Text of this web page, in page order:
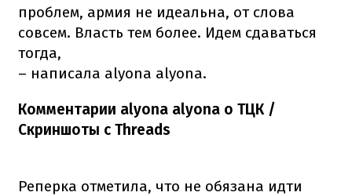
проблем, армия не идеальна, от слова
совсем. Власть тем более. Идем сдаваться
тогда,
– написала alyona alyona.
Комментарии alyona alyona о ТЦК /
Скриншоты с Threads
Реперка отметила, что не обязана идти